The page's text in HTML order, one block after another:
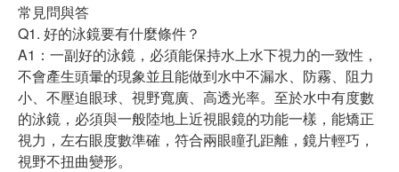
常見問與答
Q1. 好的泳鏡要有什麼條件？
A1：一副好的泳鏡，必須能保持水上水下視力的一致性，
不會產生頭暈的現象並且能做到水中不漏水、防霧、阻力
小、不壓迫眼球、視野寬廣、高透光率。至於水中有度數
的泳鏡，必須與一般陸地上近視眼鏡的功能一樣，能矯正
視力，左右眼度數準確，符合兩眼瞳孔距離，鏡片輕巧，
視野不扭曲變形。